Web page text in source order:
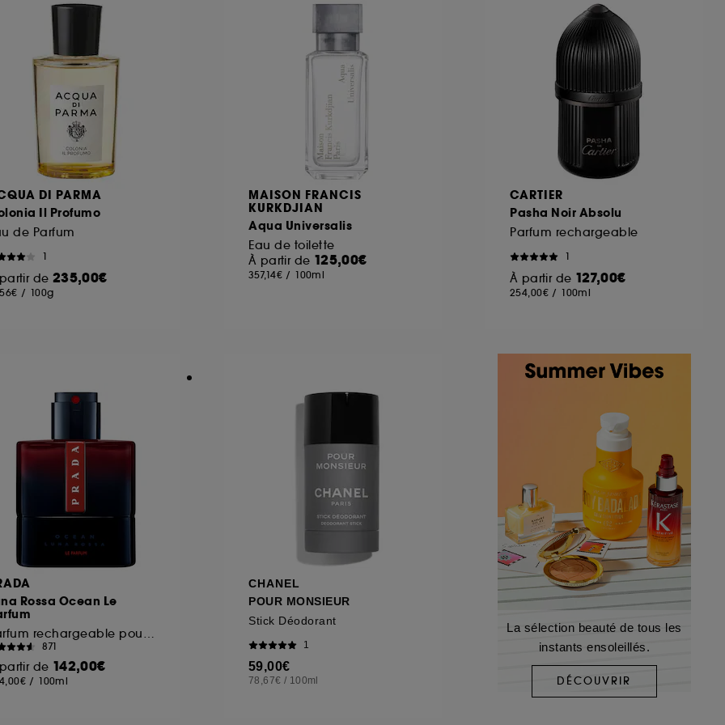
DI PARMA
Il Profumo
de Parfum
1
de 235,00€
/ 100g
MAISON FRANCIS
KURKDJIAN
Aqua Universalis
Eau de toilette
À partir de 125,00€
357,14€ / 100ml
CARTIER
Pasha Noir Absolu
Parfum rechargeable
1
À partir de 127,00€
254,00€ / 100ml
Rossa Ocean Le
871
de 142,00€
/ 100ml
CHANEL
POUR MONSIEUR
Stick Déodorant
1
59,00€
78,67€ / 100ml
La sélection beauté de tous les
instants ensoleillés.
DÉCOUVRIR
et la lecture de ces traceurs requiert votre accord. Vous pouvez personnaliser vos choix concernant
mes choix" ci-dessous ou décider de "tout accepter". Sephora pourra associer les
Cookies, pour les finalités acceptées, avec les données personnelles collectées ou générées lors
refuser tous les cookies, cliques sur "continuer sans accepter". Voous pouvez à tout moment choisir
obtenir plus d'information sur les cookies utilisés, cliquez